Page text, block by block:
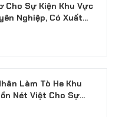
Cho Sự Kiện Khu Vực
Nghiệp, Có Xuất
Làm Tò He Khu
Nét Việt Cho Sự